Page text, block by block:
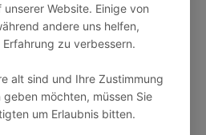
Website. Einige von
andere uns helfen,
zu verbessern.
alt sind und Ihre Zustimmung
möchten, müssen Sie
um Erlaubnis bitten.
– und dank des
anbieten und gute